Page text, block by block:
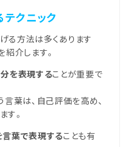
クニック
る方法は多くあります
紹介します。
を表現することが重要で
言葉は、自己評価を高め、
す。
言葉で表現することも有